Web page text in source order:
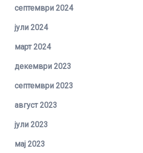
септември 2024
јули 2024
март 2024
декември 2023
септември 2023
август 2023
јули 2023
мај 2023